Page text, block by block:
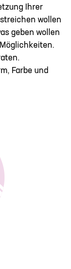
Ihrer
wollen
geben wollen
Möglichkeiten.
Farbe und